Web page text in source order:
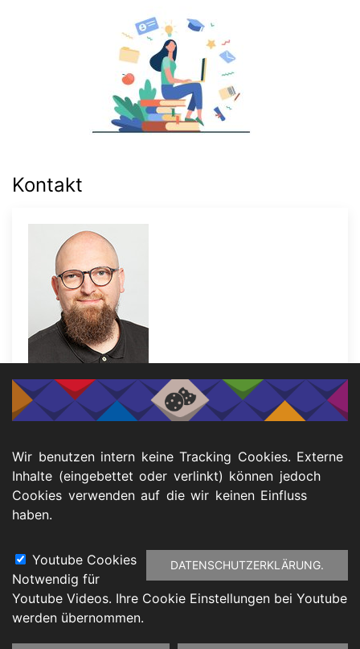
Kontakt
Julian Rohlfing
Telefon: 0201 125 167 02
E-Mail:julian.rohlfing@ksl-msi-nrw.de
Footer Barrierefreiheitserklärung
Wir benutzen intern keine Tracking Cookies. Externe
Inhalte (eingebettet oder verlinkt) können jedoch
Cookies verwenden auf die wir keinen Einfluss
haben.
DATENSCHUTZERKLÄRUNG.
Youtube Cookies
Notwendig für
Youtube Videos. Ihre Cookie Einstellungen bei Youtube
werden übernommen.